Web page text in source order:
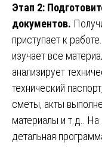
Этап 2:
документов.
приступает к
изучает все
анализирует
технический
сметы, акты
материалы и т.д.. На
детальная